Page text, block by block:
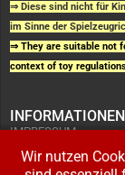
⇒ Diese sind nicht für
im Sinne der
⇒ They are suitable not
context of toy
INFORMATIONEN
IMPRESSUM
WIDERRUFSRECHT
Wir nutzen